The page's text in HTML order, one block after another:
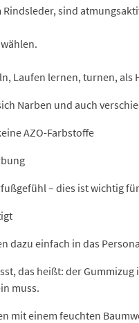
sind
Laufen lernen, turnen,
Narben und auch
AZO-Farbstoffe
– dies ist wichtig
dazu einfach in das
das heißt: der
muss.
mit einem feuchten